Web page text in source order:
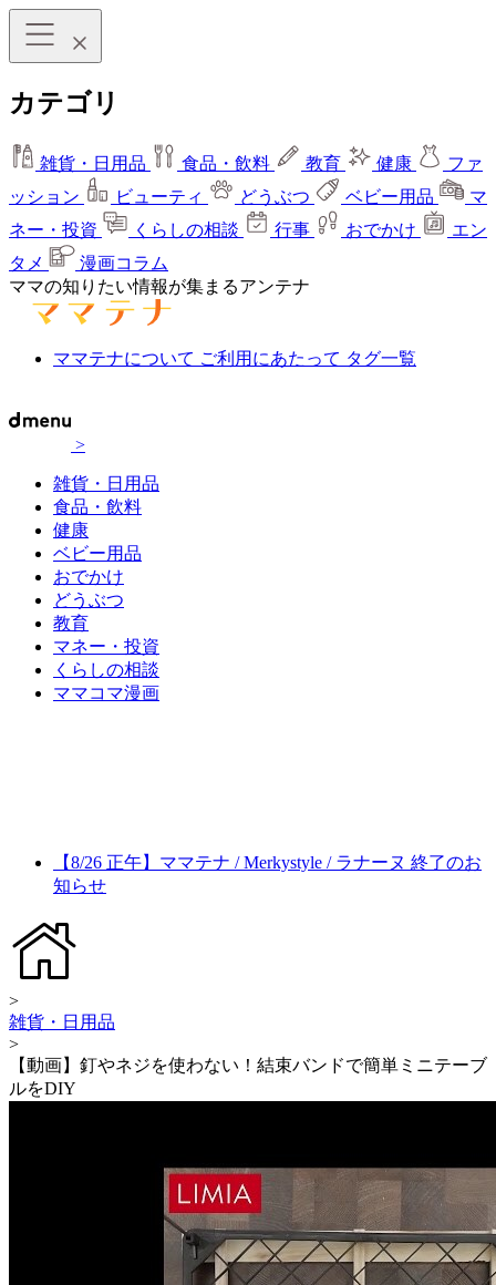
カテゴリ
雑貨・日用品 食品・飲料 教育 健康
ファ
ッション
ビューティ どうぶつ ベビー用品
マ
ネー・投資
くらしの相談 行事 おでかけ
エン
タメ
漫画コラム
ママの知りたい情報が集まるアンテナ
ママテナについて ご利用にあたって タグ一覧
>
雑貨・日用品
食品・飲料
健康
ベビー用品
おでかけ
どうぶつ
教育
マネー・投資
くらしの相談
ママコマ漫画
【8/26 正午】ママテナ / Merkystyle / ラナーヌ 終了のお
知らせ
>
雑貨・日用品
>
【動画】釘やネジを使わない！結束バンドで簡単ミニテーブ
ルをDIY